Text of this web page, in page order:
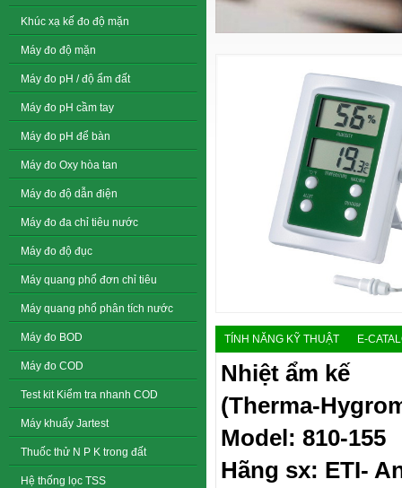
Khúc xạ kế đo độ mặn
Máy đo độ mặn
Máy đo pH / độ ẩm đất
Máy đo pH cầm tay
Máy đo pH để bàn
Máy đo Oxy hòa tan
Máy đo độ dẫn điện
Máy đo đa chỉ tiêu nước
Máy đo độ đục
Máy quang phổ đơn chỉ tiêu
Máy quang phổ phân tích nước
Máy đo BOD
Máy đo COD
Test kit Kiểm tra nhanh COD
Máy khuấy Jartest
Thuốc thử N P K trong đất
Hệ thống lọc TSS
TÍNH NĂNG KỸ THUẬT E-
Nhiệt ẩm kế
(Therma-
Model: 810-155
Hãng sx: ETI-